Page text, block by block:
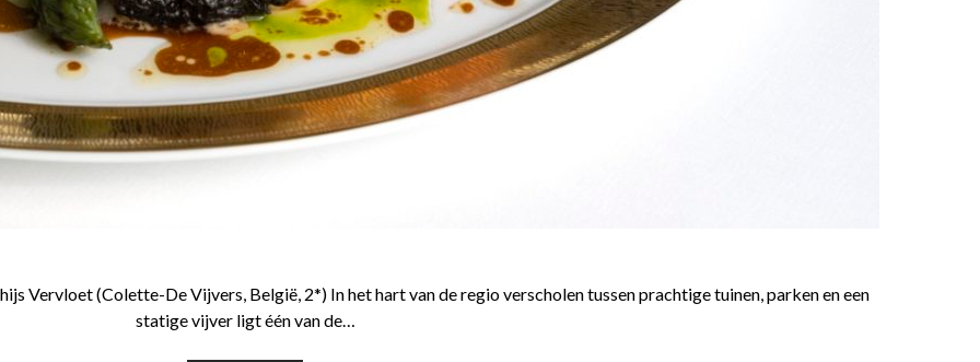
Vervloet (Colette-De Vijvers, België, 2*) In het hart van de regio verscholen tussen prachtige tuinen, parken en een
statige vijver ligt één van de…